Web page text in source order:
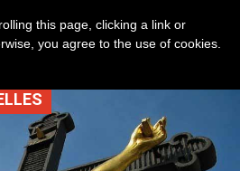
الروم الملكيين’
this page, clicking a link or
you agree to the use of cookies.